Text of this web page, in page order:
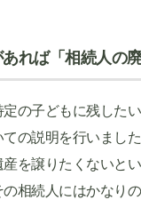
れば「相続人の
の子どもに残した
の説明を行いまし
を譲りたくないと
相続人にはかなり